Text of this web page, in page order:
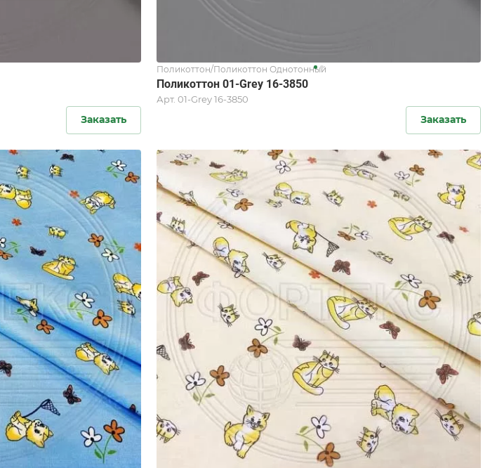
Заказать
Поликоттон/Поликоттон Однотонный
Поликоттон 01-Grey 16-3850
Арт. 01-Grey 16-3850
Заказать